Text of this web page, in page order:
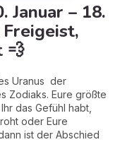
Januar – 18.
💨
Uranus der
Zodiaks. Eure größte
das Gefühl habt,
oder Eure
ist der Abschied